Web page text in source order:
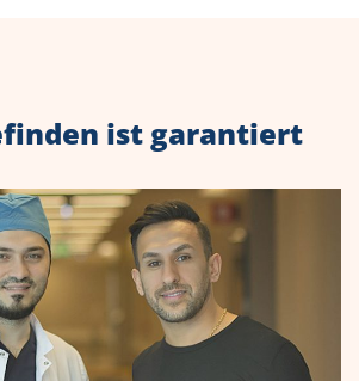
ist garantiert